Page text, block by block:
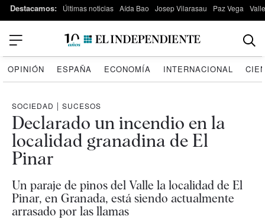
Destacamos: Últimas noticias Aída Bao Josep Vilarasau Paz Vega
OPINIÓN ESPAÑA ECONOMÍA INTERNACIONAL
SOCIEDAD | SUCESOS
Declarado un incendio en la
localidad granadina de El
Pinar
Un paraje de pinos del Valle la localidad de El
Pinar, en Granada, está siendo actualmente
arrasado por las llamas